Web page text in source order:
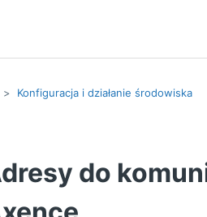
Konfiguracja i działanie środowiska
do